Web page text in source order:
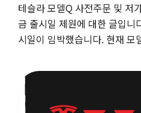
테슬라 모델Q 사전주문 및 저
금 출시일 제원에 대한 글입니
시일이 임박했습니다. 현재 모